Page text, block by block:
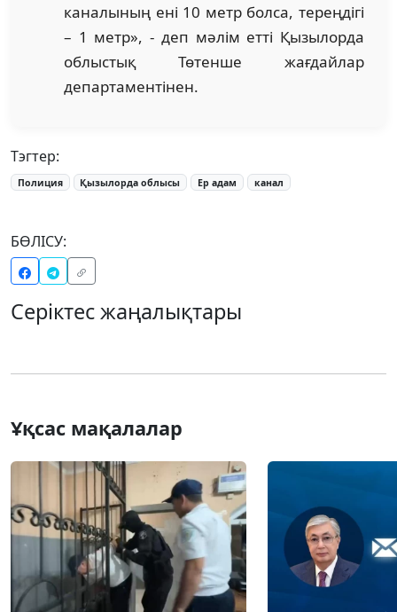
каналының ені 10 метр болса, тереңдігі
– 1 метр», - деп мәлім етті Қызылорда
облыстық Төтенше жағдайлар
департаментінен.
Тэгтер:
Полиция Қызылорда облысы Ер адам канал
БӨЛІСУ:
Серіктес жаңалықтары
Ұқсас мақалалар